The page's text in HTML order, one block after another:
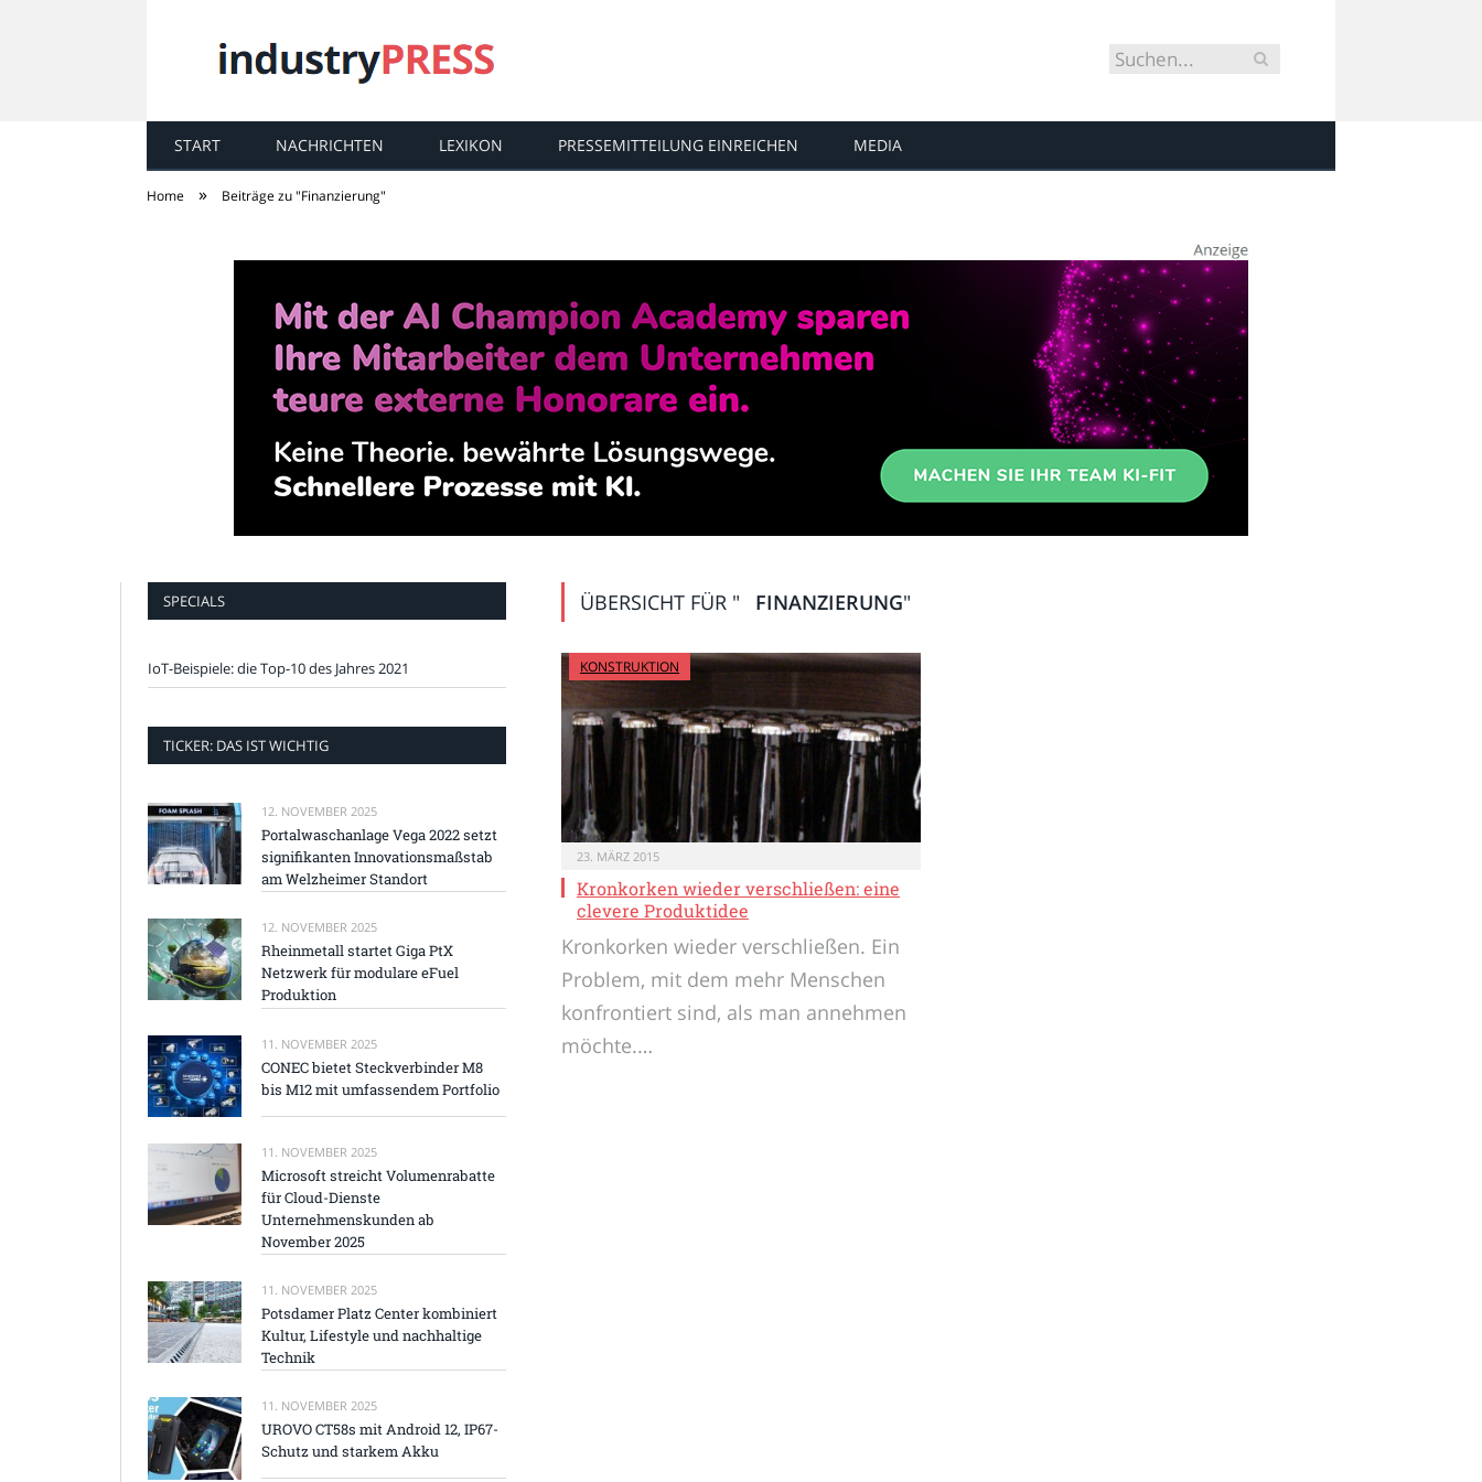
industryPRESS
START NACHRICHTEN LEXIKON PRESSEMITTEILUNG EINREICHEN MEDIA
Home » Beiträge zu "Finanzierung"
ÜBERSICHT FÜR " FINANZIERUNG"
KONSTRUKTION
23. MÄRZ 2015
Kronkorken wieder verschließen: eine
clevere Produktidee
Kronkorken wieder verschließen. Ein
Problem, mit dem mehr Menschen
konfrontiert sind, als man annehmen
möchte.…
SPECIALS
IoT-Beispiele: die Top-10 des Jahres 2021
TICKER: DAS IST WICHTIG
12. NOVEMBER 2025
Portalwaschanlage Vega 2022 setzt
signifikanten Innovationsmaßstab
am Welzheimer Standort
12. NOVEMBER 2025
Rheinmetall startet Giga PtX
Netzwerk für modulare eFuel
Produktion
11. NOVEMBER 2025
CONEC bietet Steckverbinder M8
bis M12 mit umfassendem Portfolio
11. NOVEMBER 2025
Microsoft streicht Volumenrabatte
für Cloud-Dienste
Unternehmenskunden ab
November 2025
11. NOVEMBER 2025
Potsdamer Platz Center kombiniert
Kultur, Lifestyle und nachhaltige
Technik
11. NOVEMBER 2025
UROVO CT58s mit Android 12, IP67-
Schutz und starkem Akku